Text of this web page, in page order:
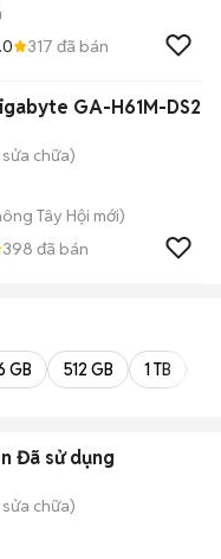
317 đã bán
GA-H61M-DS2
chữa)
Tây Hội mới)
398 đã bán
GB 512 GB 1 TB
Đã sử dụng
chữa)